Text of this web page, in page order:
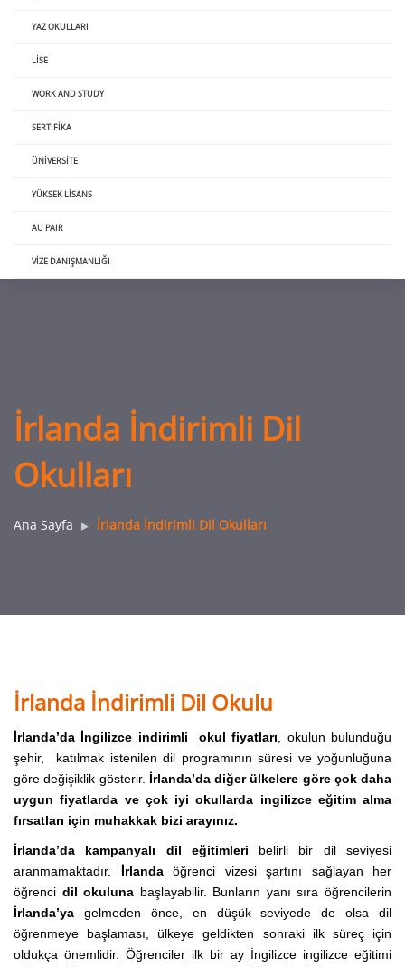
YAZ OKULLARI
LISE
WORK AND STUDY
SERTIFIKA
ÜNIVERSITE
YÜKSEK LISANS
AU PAIR
VIZE DANIŞMANLIĞI
İrlanda İndirimli Dil
Okulları
Ana Sayfa İrlanda İndirimli Dil Okulları
İrlanda İndirimli Dil Okulu
İrlanda’da İngilizce indirimli okul fiyatları , okulun bulunduğu
şehir, katılmak istenilen dil programının süresi ve yoğunluğuna
göre değişiklik gösterir. İrlanda’da diğer ülkelere göre çok daha
uygun fiyatlarda ve çok iyi okullarda ingilizce eğitim alma
fırsatları için muhakkak bizi arayınız.
İrlanda’da kampanyalı dil eğitimleri belirli bir dil seviyesi
aranmamaktadır. İrlandaöğrenci vizesi şartını sağlayan her
öğrenci dil okuluna başlayabilir. Bunların yanı sıra öğrencilerin
İrlanda’ya gelmeden önce, en düşük seviyede de olsa dil
öğrenmeye başlaması, ülkeye geldikten sonraki ilk süreç için
oldukça önemlidir. Öğrenciler ilk bir ay İngilizce ingilizce eğitimi